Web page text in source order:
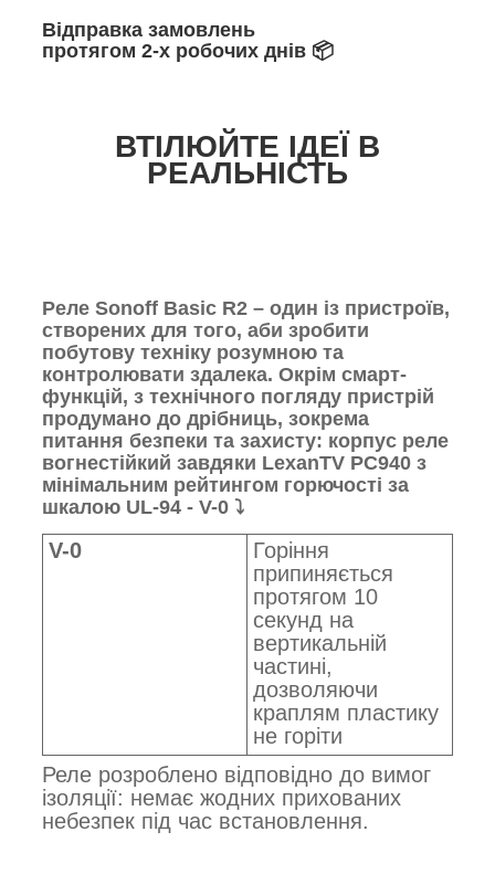
Відправка замовлень
протягом 2-х робочих днів 📦
ВТІЛЮЙТЕ ІДЕЇ В
РЕАЛЬНІСТЬ
Реле Sonoff Basic R2 – один із пристроїв,
створених для того, аби зробити
побутову техніку розумною та
контролювати здалека. Окрім смарт-
функцій, з технічного погляду пристрій
продумано до дрібниць, зокрема
питання безпеки та захисту: корпус реле
вогнестійкий завдяки LexanTV PC940 з
мінімальним рейтингом горючості за
шкалою UL-94 - V-0 ⤵️
V-0
Горіння
припиняється
протягом 10
секунд на
вертикальній
частині,
дозволяючи
краплям пластику
не горіти
Реле розроблено відповідно до вимог
ізоляції: немає жодних прихованих
небезпек під час встановлення.